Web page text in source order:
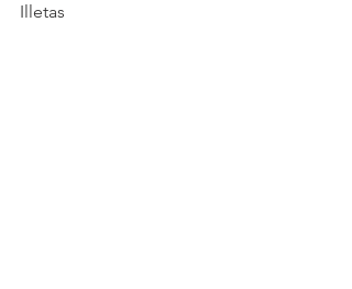
Illetas